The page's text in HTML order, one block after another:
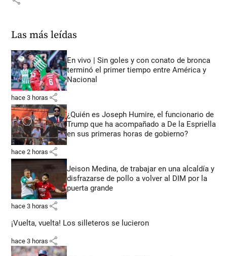
Las más leídas
En vivo | Sin goles y con conato de bronca
terminó el primer tiempo entre América y
Nacional
hace 3 horas share
¿Quién es Joseph Humire, el funcionario de
Trump que ha acompañado a De la Espriella
en sus primeras horas de gobierno?
hace 2 horas share
Jeison Medina, de trabajar en una alcaldía y
disfrazarse de pollo a volver al DIM por la
puerta grande
hace 3 horas share
¡Vuelta, vuelta! Los silleteros se lucieron
hace 3 horas share